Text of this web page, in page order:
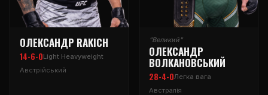
ОЛЕКСАНДР RAKICH
14-6-0Light Heavyweight
Австрійський
"Великий"
ОЛЕКСАНДР
ВОЛКАНОВСЬКИЙ
28-4-0Легка вага
Австралія